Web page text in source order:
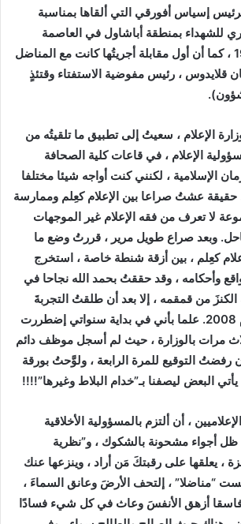
إسياس أفورقي التي ألقاها بمناسبة
للشهداء بمنطقة أباشاول في العاصمة
أسمرا في يونيو 1992 ، كما أن أول مقابلة أجريتُها كانت مع المناضل
قلايدوس ، رئيس مفوضية الاستفتاء وقتئذٍ
الإعلام ، سعيتُ إلى تطبيق ما تلقيتُه من
الإعلام ، في قاعات كلية الصحافة
الإسلامية ، لكنني كنت أواجه شيئا مختلفا
حقيقة عشتُ صراعا بين الإعلام كعِلم وممارسة
لا تعرف من فقه الإعلام غير الموجهات
وبعد صراع طويل مرير ، قررتُ وضع ما
كعِلم ، بين أزقة شنطة خاصة ، استخرج
وأحكامه ، وقد حققتُ بحمد الله نجاحا في
من قمقمه ، إلا بعد أن طلقتُ التجربةَ
برمتها طلاقا بائنا عام 2008. علما بأني في بداية سنواتي إضطررت
مرات بالوزارة ، حيث لم أسجل موظف دائم
رفضتُ التوقيع للمرة الرابعة ، ولوَّحتُ بورقة
البعض ليصفنا بـ”خدام البلاط وغيرها”!!!!
، أن ألتزم بالمسؤولية الأخلاقية
ظل أجواء مشحونة بالشكوك ، و”نظرية
، يعلقها على رقبتكَ مَن أراد ، وينزعها عنك
“مناضلا” ، إلتحف الأرضَ وعانق السماءَ ،
فاسقا أزهق الأنفسَ وعاث في كل شيء فسادًا